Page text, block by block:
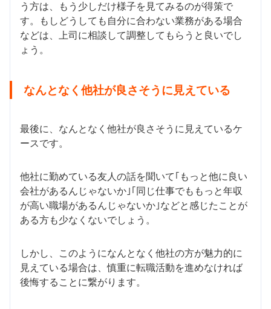
う方は、もう少しだけ様子を見てみるのが得策で
す。もしどうしても自分に合わない業務がある場合
などは、上司に相談して調整してもらうと良いでし
ょう。
なんとなく他社が良さそうに見えている
最後に、なんとなく他社が良さそうに見えているケ
ースです。
他社に勤めている友人の話を聞いて｢もっと他に良い
会社があるんじゃないか｣｢同じ仕事でももっと年収
が高い職場があるんじゃないか｣などと感じたことが
ある方も少なくないでしょう。
しかし、このようになんとなく他社の方が魅力的に
見えている場合は、慎重に転職活動を進めなければ
後悔することに繋がります。